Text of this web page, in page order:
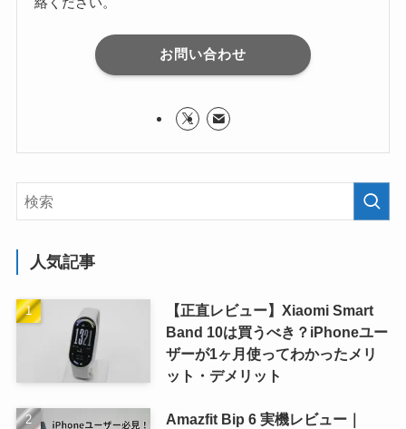
お問い合わせ
人気記事
【正直レビュー】Xiaomi Smart
Band 10は買うべき？iPhoneユー
ザーが1ヶ月使ってわかったメリ
ット・デメリット
Amazfit Bip 6 実機レビュー｜